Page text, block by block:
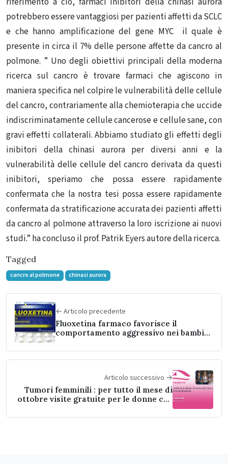
potrebbero essere vantaggiosi per pazienti affetti da SCLC
e che hanno amplificazione del gene MYC il quale è
presente in circa il 7% delle persone affette da cancro al
polmone. ” Uno degli obiettivi principali della moderna
ricerca sul cancro è trovare farmaci che agiscono in
maniera specifica nel colpire le vulnerabilità delle cellule
del cancro, contrariamente alla chemioterapia che uccide
indiscriminatamente cellule cancerose e cellule sane, con
gravi effetti collaterali. Abbiamo studiato gli effetti degli
inibitori della chinasi aurora per diversi anni e la
vulnerabilità delle cellule del cancro derivata da questi
inibitori, speriamo che possa essere rapidamente
confermata che la nostra tesi possa essere rapidamente
confermata da stratificazione accurata dei pazienti affetti
da cancro al polmone attraverso la loro iscrizione ai nuovi
studi.” ha concluso il prof. Patrik Eyers autore della ricerca.
Tagged
cancro al polmone chinasi aurora
← Articolo precedente
Fluoxetina farmaco favorisce il
comportamento aggressivo nei bambini
sviluppo del cervello
Articolo successivo →
Tumori femminili : per tutto il mese di
ottobre visite gratuite per le donne che